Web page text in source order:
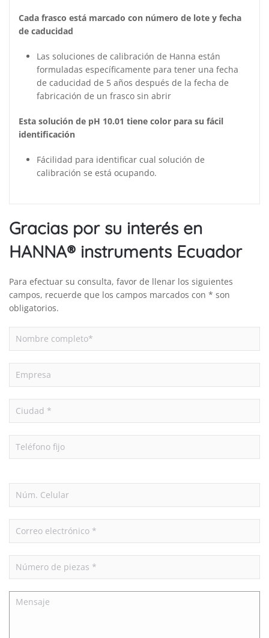
Cada frasco está marcado con número de lote y fecha
de caducidad
Las soluciones de calibración de Hanna están
formuladas específicamente para tener una fecha
de caducidad de 5 años después de la fecha de
fabricación de un frasco sin abrir
Esta solución de pH 10.01 tiene color para su fácil
identificación
Fácilidad para identificar cual solución de
calibración se está ocupando.
Gracias por su interés en
HANNA® instruments Ecuador
Para efectuar su consulta, favor de llenar los siguientes
campos, recuerde que los campos marcados con * son
obligatorios.